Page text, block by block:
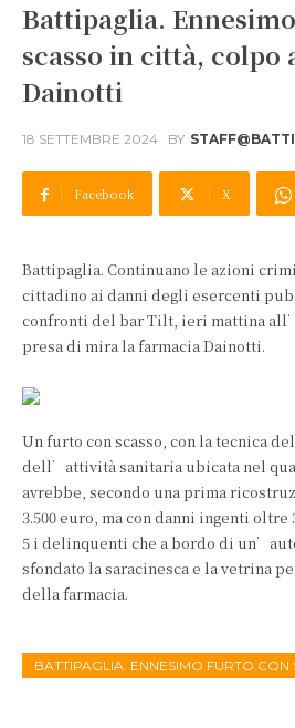
Battipaglia.
scasso in città, colpo
Dainotti
18 SETTEMBRE 2024 BY
Facebook X
Battipaglia. Continuano le azioni
cittadino ai danni degli esercenti
confronti del bar Tilt, ieri mattina
presa di mira la farmacia Dainotti.
Un furto con scasso, con la tecnica
dell’attività sanitaria ubicata nel
avrebbe, secondo una prima
3.500 euro, ma con danni ingenti
5 i delinquenti che a bordo di
sfondato la saracinesca e la vetrina
della farmacia.
BATTIPAGLIA. ENNESIMO FURTO CON